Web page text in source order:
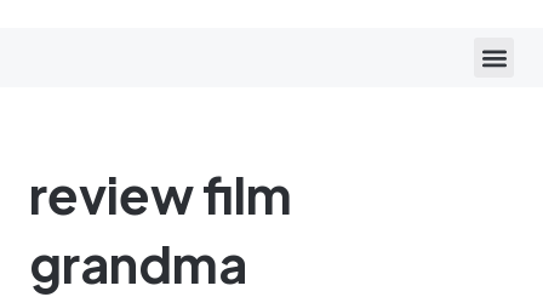
review film
grandma